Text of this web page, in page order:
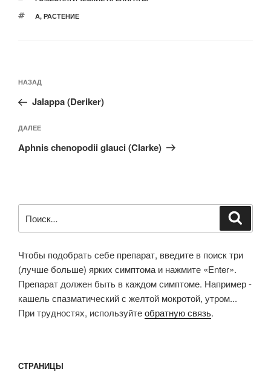
МЕТКИ
A, РАСТЕНИЕ
по
записям
Предыдущая
запись:
НАЗАД
Jalappa (Deriker)
Следующая
запись
ДАЛЕЕ
Aphnis chenopodii glauci (Clarke)
Чтобы подобрать себе препарат, введите в поиск три
(лучше больше) ярких симптома и нажмите «Enter».
Препарат должен быть в каждом симптоме. Например -
кашель спазматический с желтой мокротой, утром...
При трудностях, используйтеобратную связь.
СТРАНИЦЫ